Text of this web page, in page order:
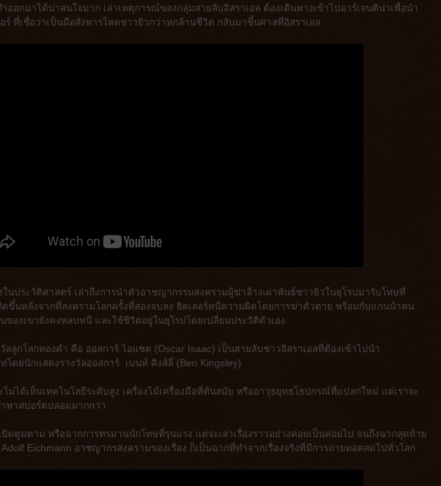
ออกมาได้น่าสนใจมาก เล่าเหตุการณ์ของกลุ่มสายลับอิสราเอล ต้องเดินทางเข้าไปอาร์เจนติน่าเพื่อนำ
ร์ ที่เชื่อว่าเป็นมือสังหารโหดชาวยิวกว่าหกล้านชีวิต กลับมาขึ้นศาลที่อิสราเอล
ในประวัติศาสตร์ เล่าถึงการนำตัวอาชญากรรมสงครามผู้ฆ่าล้างเผ่าพันธ์ชาวยิวในยุโรปมารับโทษที่
ดขึ้นหลังจากที่สงครามโลกครั้งที่สองจบลง ฮิตเลอร์หนีความผิดโดยการฆ่าตัวตาย พร้อมกับแกนนำคน
องเขายังคงหลบหนี และใช้ชีวิตอยู่ในยุโรปโดยเปลี่ยนประวัติตัวเอง
ลลูกโลกทองคำ คือ ออสการ์ ไอแซค (Oscar Isaac) เป็นสายลับชาวอิสราเอลที่ต้องเข้าไปนำ
โดยนักแสดงรางวัลออสการ์ เบนท์ คิงส์ลี่ (Ben Kingsley)
ไ่ม่ได้เห็นเทคโนโลยีระดับสูง เครื่องไม้เครื่องมือที่ทันสมัย หรืออาวุธยุทธโธปกรณ์ที่แปลกใหม่ แต่เราจะ
พาสปอร์ตปลอมมากกว่า
ดตูมตาม หรือฉากการทรมานนักโทษที่รุนแรง แต่จะเล่าเรื่องราวอย่างค่อยเป็นค่อยไป จนถึงฉากสุดท้าย
Eichmann อาชญากรสงครามของเรื่อง ก็เป็นฉากที่ทำจากเรื่องจริงที่มีการถ่ายทอดสดไปทั่วโลก